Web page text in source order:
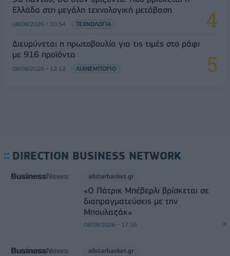
Ελλάδα στη μεγάλη τεχνολογική μετάβαση
08/08/2026 - 10:54 ΤΕΧΝΟΛΟΓΙΑ
Διευρύνεται η πρωτοβουλία για τις τιμές στο ράφι
με 916 προϊόντα
08/08/2026 - 12:12 ΛΙΑΝΕΜΠΟΡΙΟ
DIRECTION BUSINESS NETWORK
allstarbasket.gr
«Ο Πάτρικ Μπέβερλι βρίσκεται σε
διαπραγματεύσεις με την
Μπουλαζάκ»
08/08/2026 - 17:16
allstarbasket.gr